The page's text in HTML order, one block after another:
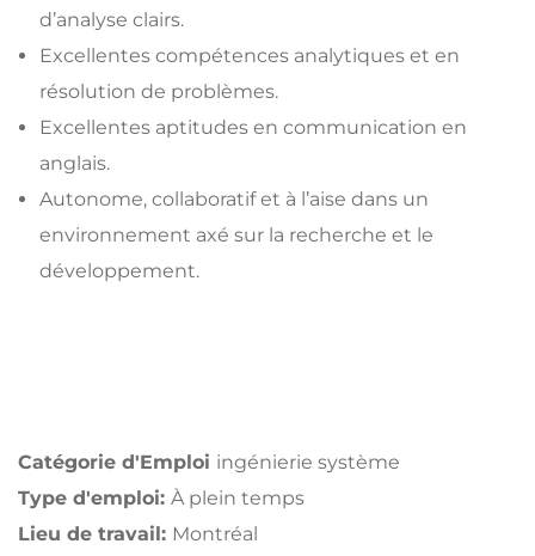
d’analyse clairs.
Excellentes compétences analytiques et en
résolution de problèmes.
Excellentes aptitudes en communication en
anglais.
Autonome, collaboratif et à l’aise dans un
environnement axé sur la recherche et le
développement.
Catégorie d'Emploi ingénierie système
Type d'emploi: À plein temps
Lieu de travail: Montréal